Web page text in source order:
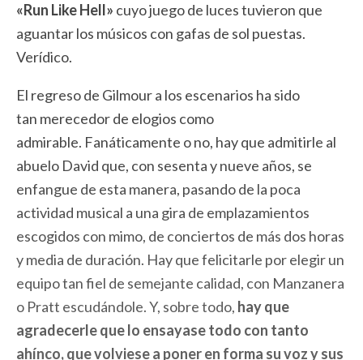
«Run Like Hell» cuyo juego de luces tuvieron que
aguantar los músicos con gafas de sol puestas.
Verídico.
El regreso de Gilmour a los escenarios ha sido
tan merecedor de elogios como
admirable. Fanáticamente o no, hay que admitirle al
abuelo David que, con sesenta y nueve años, se
enfangue de esta manera, pasando de la poca
actividad musical a una gira de emplazamientos
escogidos con mimo, de conciertos de más dos horas
y media de duración. Hay que felicitarle por elegir un
equipo tan fiel de semejante calidad, con Manzanera
o Pratt escudándole. Y, sobre todo, hay que
agradecerle que lo ensayase todo con tanto
ahínco, que volviese a poner en forma su voz y sus